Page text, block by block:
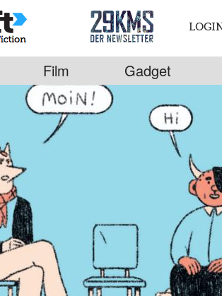
LOGIN
Film Gadget